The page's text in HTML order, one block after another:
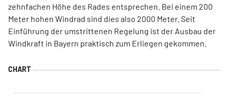
zehnfachen Höhe des Rades entsprechen. Bei einem 200
Meter hohen Windrad sind dies also 2000 Meter. Seit
Einführung der umstrittenen Regelung ist der Ausbau der
Windkraft in Bayern praktisch zum Erliegen gekommen.